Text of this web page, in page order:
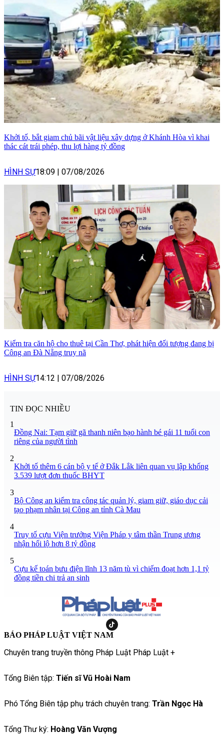
Khởi tố, bắt giam chủ bãi vật liệu xây dựng ở Khánh Hòa vì khai
thác cát trái phép, thu lợi hàng tỷ đồng
HÌNH SỰ18:09 07/08/2026
Kiểm tra căn hộ cho thuê tại Cần Thơ, phát hiện đối tượng đang bị
Công an Đà Nẵng truy nã
HÌNH SỰ14:12 07/08/2026
TIN ĐỌC NHIỀU
1
Đồng Nai: Tạm giữ gã thanh niên bạo hành bé gái 11 tuổi con
riêng của người tình
2
Khởi tố thêm 6 cán bộ y tế ở Đắk Lắk liên quan vụ lập khống
3.539 lượt đơn thuốc BHYT
3
Bộ Công an kiểm tra công tác quản lý, giam giữ, giáo dục cải
tạo phạm nhân tại Công an tỉnh Cà Mau
4
Truy tố cựu Viện trưởng Viện Pháp y tâm thần Trung ương
nhận hối lộ hơn 8 tỷ đồng
5
Cựu kế toán bưu điện lĩnh 13 năm tù vì chiếm đoạt hơn 1,1 tỷ
đồng tiền chi trả an sinh
BÁO PHÁP LUẬT VIỆT NAM
Chuyên trang truyền thông Pháp Luật Pháp Luật +
Tổng Biên tập: Tiến sĩ Vũ Hoài Nam
Phó Tổng Biên tập phụ trách chuyên trang: Trần Ngọc Hà
Tổng Thư ký: Hoàng Văn Vượng